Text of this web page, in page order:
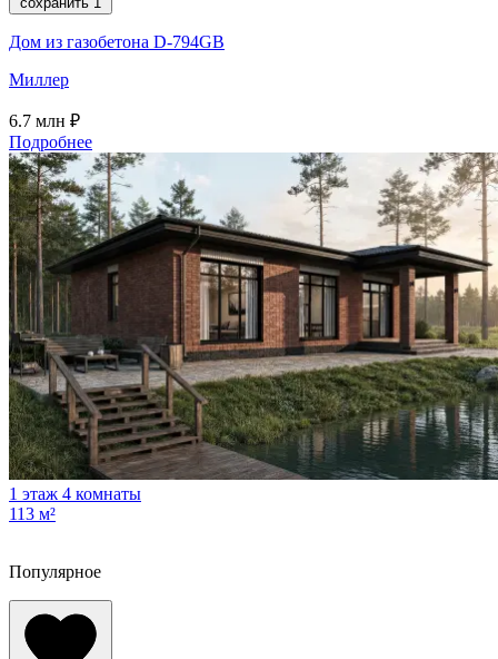
Дом из газобетона D-794GB
Миллер
6.7 млн ₽
Подробнее
1 этаж 4 комнаты
113 м²
Популярное